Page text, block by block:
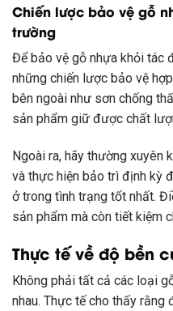
Chiến lược bảo vệ gỗ
trường
Để bảo vệ gỗ nhựa khỏi tác
những chiến lược bảo vệ
bên ngoài như sơn chống
sản phẩm giữ được chất
Ngoài ra, hãy thường xuyên
và thực hiện bảo trì định kỳ
ở trong tình trạng tốt nhất.
sản phẩm mà còn tiết kiệm
Thực tế về độ bền
Không phải tất cả các loại
nhau. Thực tế cho thấy rằng